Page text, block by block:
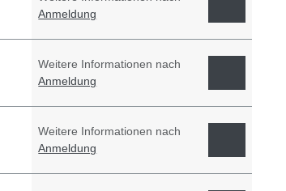
Anmeldung
Weitere Informationen nach
Anmeldung
Weitere Informationen nach
Anmeldung